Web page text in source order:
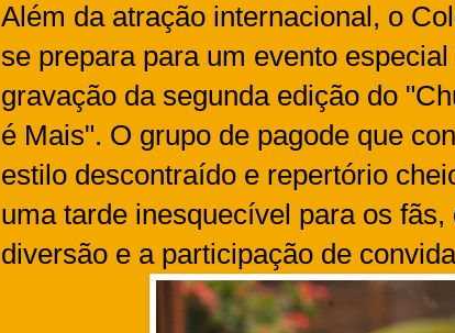
Além da atração internacional, o
se prepara para um evento
gravação da segunda edição do
é Mais". O grupo de pagode que
estilo descontraído e repertório
uma tarde inesquecível para os
diversão e a participação de